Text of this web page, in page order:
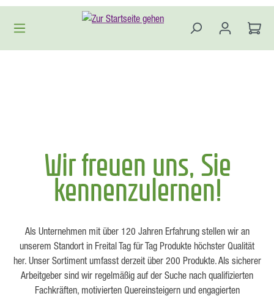
Zum Hauptinhalt springen
Wir freuen uns, Sie
kennenzulernen!
Als Unternehmen mit über 120 Jahren Erfahrung stellen wir an
unserem Standort in Freital Tag für Tag Produkte höchster Qualität
her. Unser Sortiment umfasst derzeit über 200 Produkte. Als sicherer
Arbeitgeber sind wir regelmäßig auf der Suche nach qualifizierten
Fachkräften, motivierten Quereinsteigern und engagierten